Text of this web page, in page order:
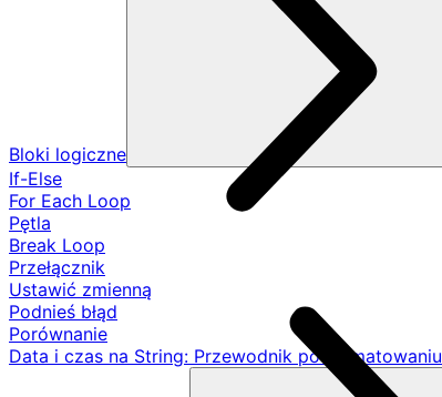
Bloki logiczne
If-Else
For Each Loop
Pętla
Break Loop
Przełącznik
Ustawić zmienną
Podnieś błąd
Porównanie
Data i czas na String: Przewodnik po formatowaniu